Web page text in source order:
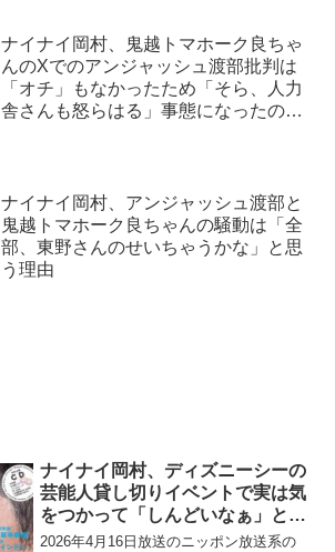
ナイナイ岡村、鬼越トマホーク良ちゃ
んのXでのアンジャッシュ渡部批判は
「オチ」もなかったため「そら、人力
舎さんも怒らはる」事態になったので
ナイナイ岡村、アンジャッシュ渡部と
鬼越トマホーク良ちゃんの騒動は「全
部、東野さんのせいちゃうかな」と思
う理由
ナイナイ岡村、ディズニーシーの
芸能人貸し切りイベントで実は気
をつかって「しんどいなぁ」と思
うこと「アイドルグループの人や
2026年4月16日放送のニッポン放送系の